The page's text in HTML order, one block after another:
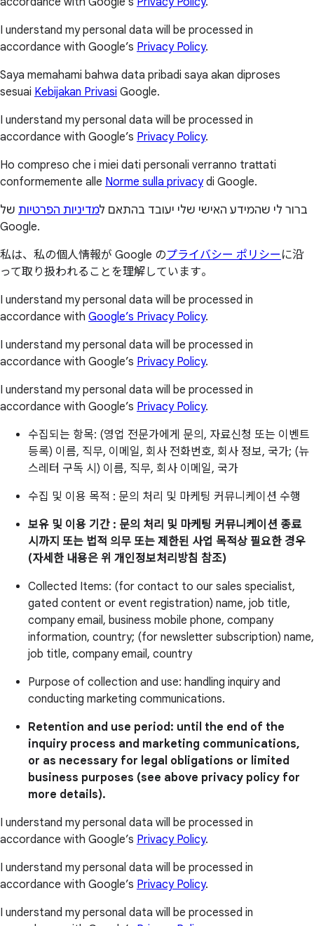
I understand my personal data will be processed in
accordance with Google’s Privacy Policy.
Saya memahami bahwa data pribadi saya akan diproses
sesuai Kebijakan Privasi Google.
I understand my personal data will be processed in
accordance with Google’s Privacy Policy.
Ho compreso che i miei dati personali verranno trattati
conformemente alle Norme sulla privacydi Google.
ברור לי שהמידע האישי שלי יעובד בהתאם למדיניות הפרטיות של
Google.
私は、私の個人情報が Google のプライバシー ポリシー に沿
って取り扱われることを理解しています。
I understand my personal data will be processed in
accordance with Google’s Privacy Policy.
I understand my personal data will be processed in
accordance with Google’s Privacy Policy.
I understand my personal data will be processed in
accordance with Google’s Privacy Policy.
수집되는 항목: (영업 전문가에게 문의, 자료신청 또는 이벤트
등록) 이름, 직무, 이메일, 회사 전화번호, 회사 정보, 국가; (뉴
스레터 구독 시) 이름, 직무, 회사 이메일, 국가
수집 및 이용 목적 : 문의 처리 및 마케팅 커뮤니케이션 수행
보유 및 이용 기간 : 문의 처리 및 마케팅 커뮤니케이션 종료
시까지 또는 법적 의무 또는 제한된 사업 목적상 필요한 경우
(자세한 내용은 위 개인정보처리방침 참조)
Collected Items: (for contact to our sales specialist,
gated content or event registration) name, job title,
company email, business mobile phone, company
information, country; (for newsletter subscription) name,
job title, company email, country
Purpose of collection and use: handling inquiry and
conducting marketing communications.
Retention and use period: until the end of the
inquiry process and marketing communications,
or as necessary for legal obligations or limited
business purposes (see above privacy policy for
more details).
I understand my personal data will be processed in
accordance with Google’s Privacy Policy.
I understand my personal data will be processed in
accordance with Google’s Privacy Policy.
I understand my personal data will be processed in